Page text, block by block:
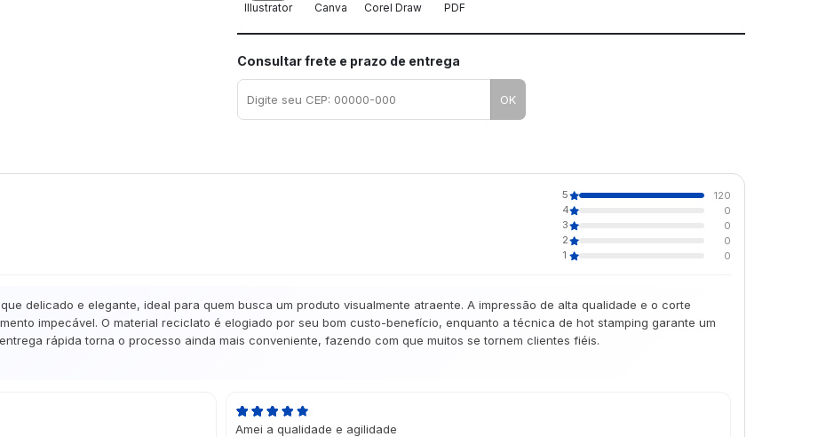
Illustrator Canva Corel Draw PDF
Consultar frete e prazo de entrega
OK
5
120
4
0
3
0
2
0
1
0
delicado e elegante, ideal para quem busca um produto visualmente atraente. A impressão de alta qualidade e o corte
impecável. O material reciclato é elogiado por seu bom custo-benefício, enquanto a técnica de hot stamping garante um
rápida torna o processo ainda mais conveniente, fazendo com que muitos se tornem clientes fiéis.
Amei a qualidade e agilidade